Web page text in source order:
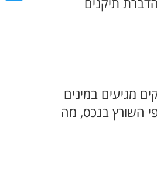
תיקנים
מגיעים במינים
השורץ בנכס, מה